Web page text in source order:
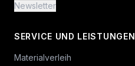
Newsletter
SERVICE UND LEISTUNGEN
Materialverleih